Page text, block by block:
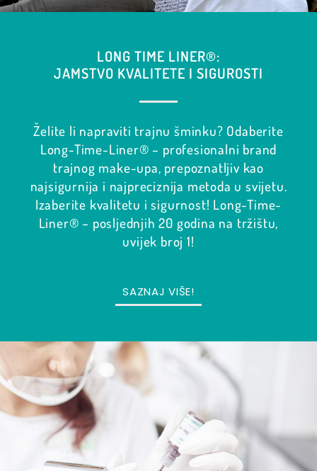
LONG TIME LINER®:
JAMSTVO KVALITETE I SIGUROSTI
Želite li napraviti trajnu šminku? Odaberite
Long-Time-Liner® – profesionalni brand
trajnog make-upa, prepoznatljiv kao
najsigurnija i najpreciznija metoda u svijetu.
Izaberite kvalitetu i sigurnost! Long-Time-
Liner® – posljednjih 20 godina na tržištu,
uvijek broj 1!
SAZNAJ VIŠE!